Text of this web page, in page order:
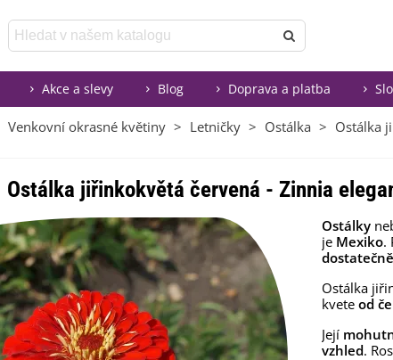
Akce a slevy Blog Doprava a platba
Venkovní okrasné květiny > Letničky > Ostálka > Ostálka
Ostálka jiřinkokvětá červená - Zinnia
Ostálky
je Mexiko.
Ostálka
kvete od
Její
vzhled.